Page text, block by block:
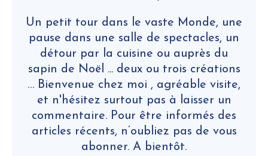
Un petit tour dans le vaste Monde, une
pause dans une salle de spectacles, un
détour par la cuisine ou auprès du
sapin de Noël ... deux ou trois créations
… Bienvenue chez moi , agréable visite,
et n'hésitez surtout pas à laisser un
commentaire. Pour être informés des
articles récents, n’oubliez pas de vous
abonner. A bientôt.